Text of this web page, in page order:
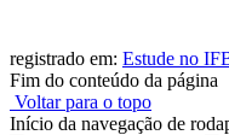
registrado em: Estude no
Fim do conteúdo da página
Voltar para o topo
Início da navegação de